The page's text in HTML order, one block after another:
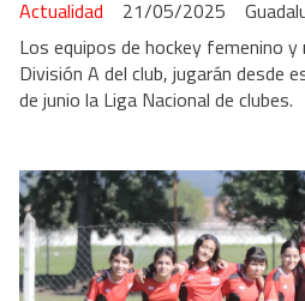
Actualidad
21/05/2025
Los equipos de hockey femenino
División A del club, jugarán desde
de junio la Liga Nacional de clubes.